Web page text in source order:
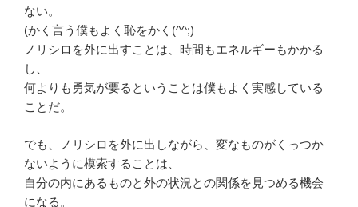
ない。
(かく言う僕もよく恥をかく(^^;)
ノリシロを外に出すことは、時間もエネルギーもかかる
し、
何よりも勇気が要るということは僕もよく実感している
ことだ。
でも、ノリシロを外に出しながら、変なものがくっつか
ないように模索することは、
自分の内にあるものと外の状況との関係を見つめる機会
になる。